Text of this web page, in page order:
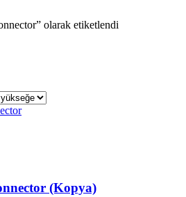
olarak etiketlendi
(Kopya)